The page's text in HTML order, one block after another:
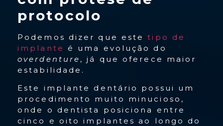
protocolo
Podemos dizer que estetipo de
implante
é uma evolução do
overdenture , já que oferece maior
estabilidade.
Este implante dentário possui um
procedimento muito minucioso,
onde o dentista posiciona entre
cinco e oito implantes ao longo do